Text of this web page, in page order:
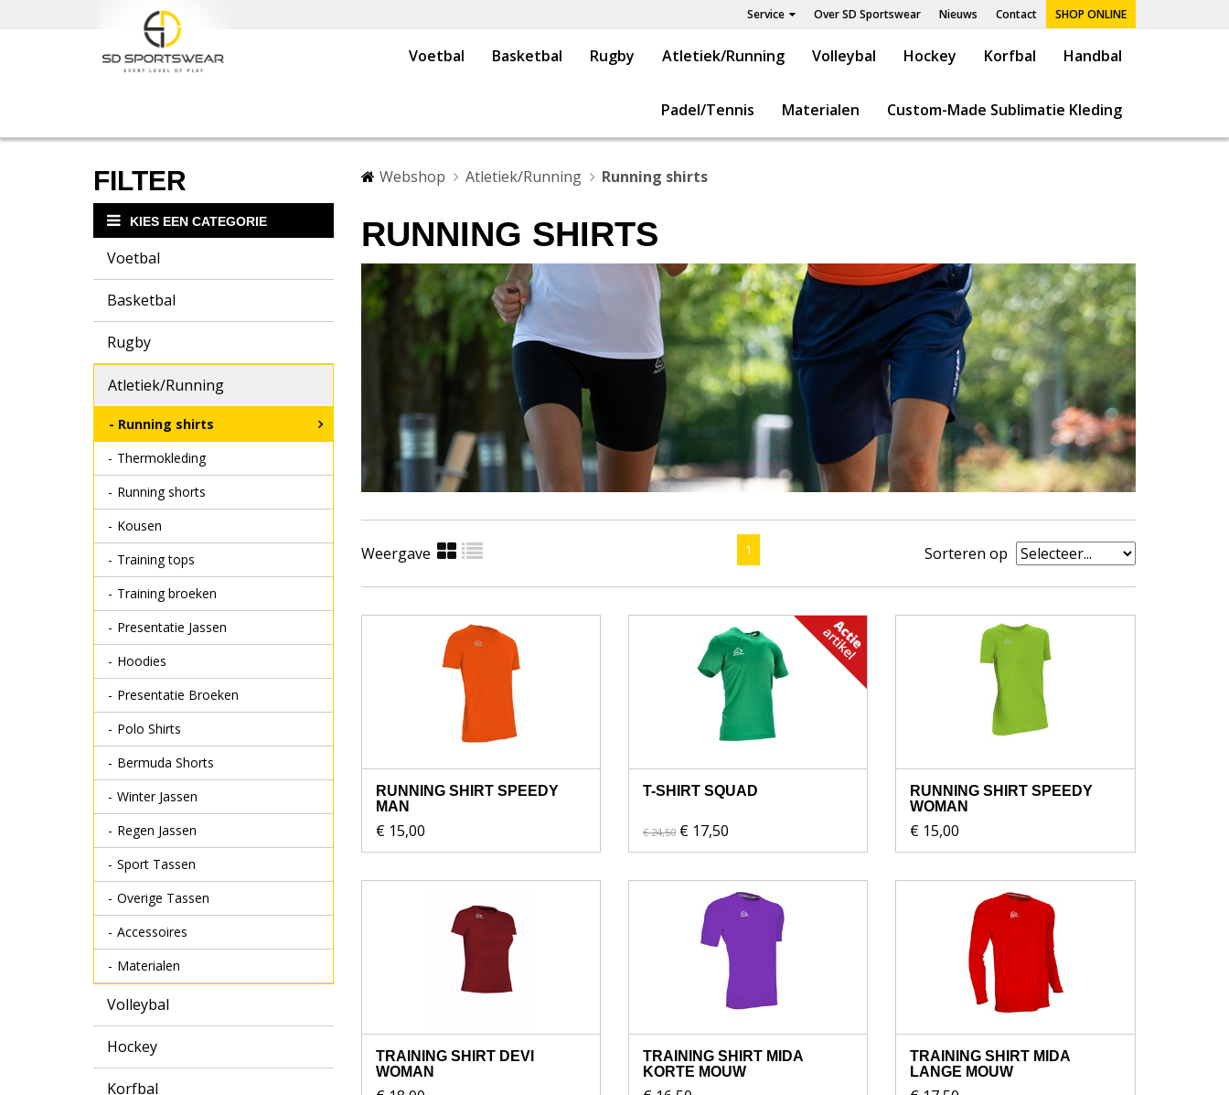
Service Over SD Sportswear Nieuws Contact SHOP ONLINE
Voetbal Basketbal Rugby Atletiek/Running Volleybal Hockey Korfbal Handbal
Padel/Tennis Materialen Custom-Made Sublimatie Kleding
FILTER
KIES EEN CATEGORIE
Voetbal
Basketbal
Rugby
Atletiek/Running
Running shirts
Thermokleding
Running shorts
Kousen
Training tops
Training broeken
Presentatie Jassen
Hoodies
Presentatie Broeken
Polo Shirts
Bermuda Shorts
Winter Jassen
Regen Jassen
Sport Tassen
Overige Tassen
Accessoires
Materialen
Volleybal
Hockey
Korfbal
Webshop Atletiek/Running Running shirts
RUNNING SHIRTS
Weergave Sorteren op
1
RUNNING SHIRT SPEEDY
MAN
€ 15,00
T-SHIRT SQUAD
€ 24,50€ 17,50
RUNNING SHIRT SPEEDY
WOMAN
€ 15,00
TRAINING SHIRT DEVI
WOMAN
TRAINING SHIRT MIDA
KORTE MOUW
TRAINING SHIRT MIDA
LANGE MOUW